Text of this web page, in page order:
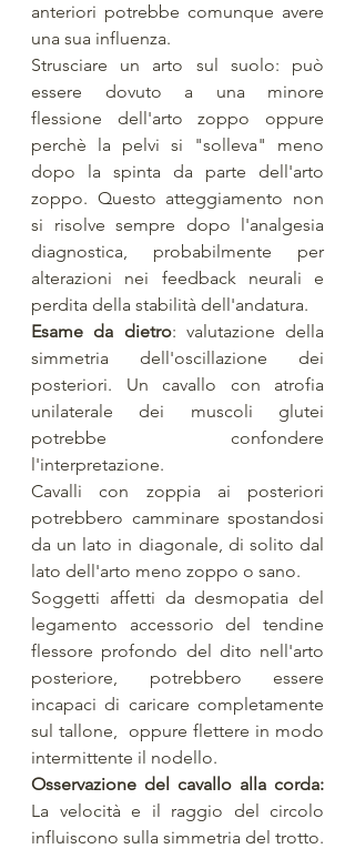
anteriori potrebbe comunque avere
una sua influenza.
Strusciare un arto sul suolo: può
essere dovuto a una minore
flessione dell'arto zoppo oppure
perchè la pelvi si "solleva" meno
dopo la spinta da parte dell'arto
zoppo. Questo atteggiamento non
si risolve sempre dopo l'analgesia
diagnostica, probabilmente per
alterazioni nei feedback neurali e
perdita della stabilità dell'andatura.
Esame da dietro: valutazione della
simmetria dell'oscillazione dei
posteriori. Un cavallo con atrofia
unilaterale dei muscoli glutei
potrebbe confondere
l'interpretazione.
Cavalli con zoppia ai posteriori
potrebbero camminare spostandosi
da un lato in diagonale, di solito dal
lato dell'arto meno zoppo o sano.
Soggetti affetti da desmopatia del
legamento accessorio del tendine
flessore profondo del dito nell'arto
posteriore, potrebbero essere
incapaci di caricare completamente
sul tallone,  oppure flettere in modo
intermittente il nodello.
La velocità e il raggio del circolo